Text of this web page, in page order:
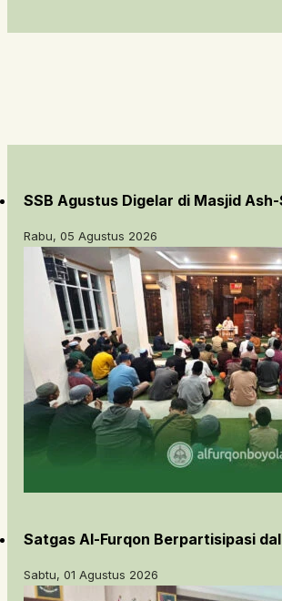
SSB Agustus Digelar di Masjid
Rabu, 05 Agustus 2026
Satgas Al-Furqon Berpartisipasi
Sabtu, 01 Agustus 2026